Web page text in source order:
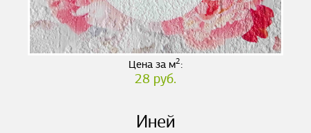
Цена за м2:
28 руб.
Иней